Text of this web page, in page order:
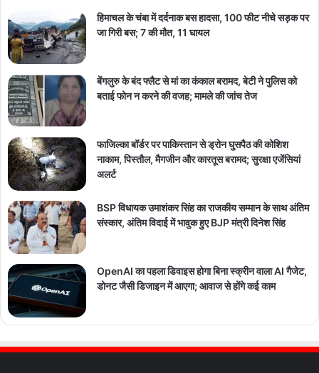
हिमाचल के चंबा में दर्दनाक बस हादसा, 100 फीट नीचे सड़क पर
जा गिरी बस; 7 की मौत, 11 घायल
बेंगलुरु के बंद फ्लैट से मां का कंकाल बरामद, बेटी ने पुलिस को
बताई फोन न करने की वजह; मामले की जांच तेज
फाजिल्का बॉर्डर पर पाकिस्तान से ड्रोन घुसपैठ की कोशिश
नाकाम, पिस्तौल, मैगजीन और कारतूस बरामद; सुरक्षा एजेंसियां
अलर्ट
BSP विधायक उमाशंकर सिंह का राजकीय सम्मान के साथ अंतिम
संस्कार, अंतिम विदाई में भावुक हुए BJP मंत्री दिनेश सिंह
OpenAI का पहला डिवाइस होगा बिना स्क्रीन वाला AI गैजेट,
डोनट जैसी डिजाइन में आएगा; आवाज से होंगे कई काम